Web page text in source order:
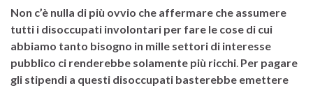
Non c’è nulla di più ovvio che affermare che assumere
tutti i disoccupati involontari per fare le cose di cui
abbiamo tanto bisogno in mille settori di interesse
pubblico ci renderebbe solamente più ricchi. Per pagare
gli stipendi a questi disoccupati basterebbe emettere